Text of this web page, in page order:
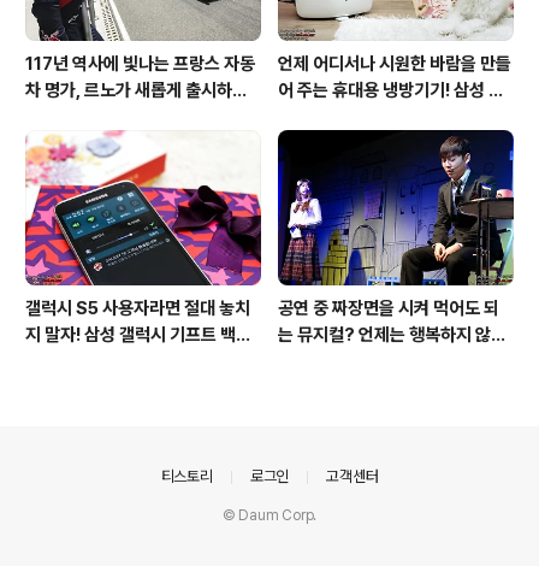
117년 역사에 빛나는 프랑스 자동
차 명가, 르노가 새롭게 출시하는
언제 어디서나 시원한 바람을 만들
어 주는 휴대용 냉방기기! 삼성 포
갤럭시 S5 사용자라면 절대 놓치
지 말자! 삼성 갤럭시 기프트 백배
공연 중 짜장면을 시켜 먹어도 되
는 뮤지컬? 언제는 행복하지 않은
티스토리 로그인 고객센터
© Daum Corp.